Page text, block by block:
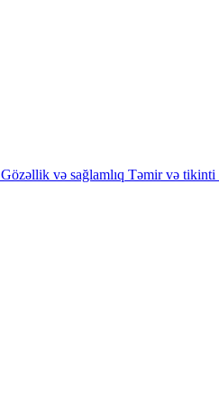
Gözəllik və sağlamlıq Təmir və tikinti